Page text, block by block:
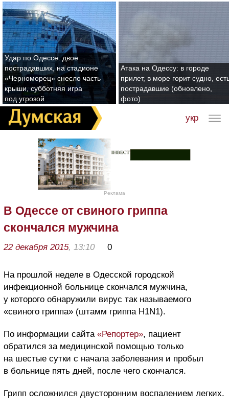
Удар по Одессе: двое
пострадавших, на стадионе
«Черноморец» снесло часть
крыши, субботняя игра
под угрозой
Атака на Одессу: в городе
прилет, в море горит судно,
пострадавшие (обновлено,
фото)
укр
Реклама
В Одессе от свиного гриппа
скончался мужчина
22 декабря 2015, 13:10 0
На прошлой неделе в Одесской городской
инфекционной больнице скончался мужчина,
у которого обнаружили вирус так называемого
«свиного гриппа» (штамм гриппа Н1N1).
По информации сайта «Репортер», пациент
обратился за медицинской помощью только
на шестые сутки с начала заболевания и пробыл
в больнице пять дней, после чего скончался.
Грипп осложнился двусторонним воспалением легких.